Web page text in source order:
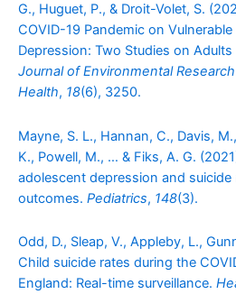
G., Huguet, P., & Droit-Volet, S.
COVID-19 Pandemic on
Depression: Two Studies on Adults
Journal of Environmental
Health, 18(6), 3250.
Mayne, S. L., Hannan, C., Davis,
K., Powell, M., … & Fiks, A. G.
adolescent depression and suicide
outcomes. Pediatrics, 148(3).
Odd, D., Sleap, V., Appleby, L.,
Child suicide rates during the
England: Real-time surveillance.